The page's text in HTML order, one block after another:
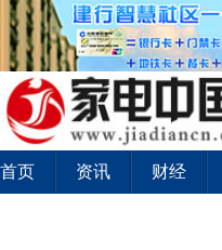
首页 资讯 财经